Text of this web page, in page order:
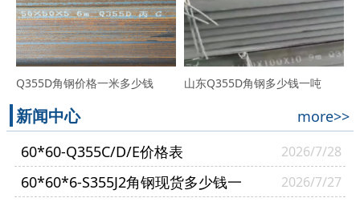
Q355D角钢价格一米多少钱 山东Q355D角钢多少钱一吨
新闻中心
more>>
60*60-Q355C/D/E价格表
2026/7/28
60*60*6-S355J2角钢现货多少钱一
2026/7/27